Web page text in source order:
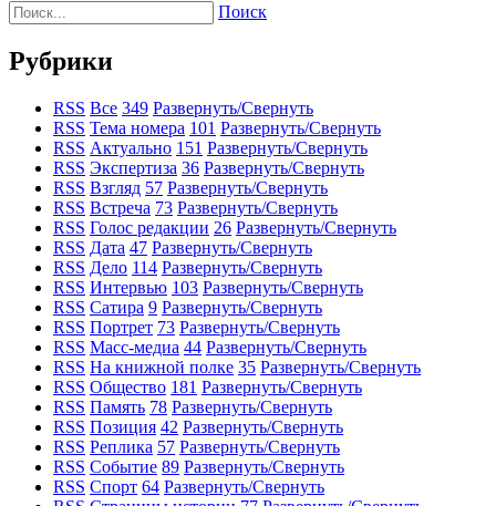
Поиск
Рубрики
RSS Все 349 Развернуть/Свернуть
RSS Тема номера 101 Развернуть/Свернуть
RSS Актуально 151 Развернуть/Свернуть
RSS Экспертиза 36 Развернуть/Свернуть
RSS Взгляд 57 Развернуть/Свернуть
RSS Встреча 73 Развернуть/Свернуть
RSS Голос редакции 26 Развернуть/Свернуть
RSS Дата 47 Развернуть/Свернуть
RSS Дело 114 Развернуть/Свернуть
RSS Интервью 103 Развернуть/Свернуть
RSS Сатира 9 Развернуть/Свернуть
RSS Портрет 73 Развернуть/Свернуть
RSS Масс-медиа 44 Развернуть/Свернуть
RSS На книжной полке 35 Развернуть/Свернуть
RSS Общество 181 Развернуть/Свернуть
RSS Память 78 Развернуть/Свернуть
RSS Позиция 42 Развернуть/Свернуть
RSS Реплика 57 Развернуть/Свернуть
RSS Событие 89 Развернуть/Свернуть
RSS Спорт 64 Развернуть/Свернуть